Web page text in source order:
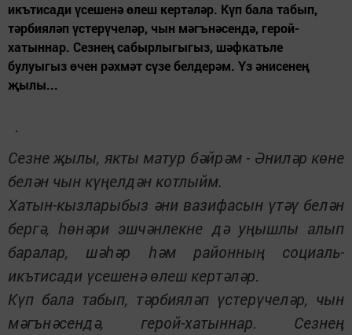
икътисади үсешенә өлеш кертәләр. Күп бала табып,
тәрбияләп үстерүчеләр, чын мәгънәсендә, герой-
хатыннар. Сезнең сабырлыгыгыз, шәфкатьле
булуыгыз өчен рәхмәт сүзе белдерәм. Үз әнисенең
җылы...
Сезне җылы, якты матур бәйрәм - Әниләр көне
белән чын күңелдән котлыйм.
Хатын-кызларыбыз әни вазифасын үтәү белән
бергә, һөнәри эшчәнлекне дә уңышлы алып
баралар, шәһәр һәм районның социаль-
икътисади үсешенә өлеш кертәләр.
Күп бала табып, тәрбияләп үстерүчеләр, чын
мәгънәсендә, герой-хатыннар. Сезнең